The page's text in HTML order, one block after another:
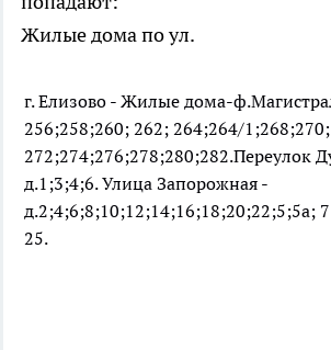
Жилые дома по ул.
г. Елизово - Жилые дома-
256;258;260; 262; 264;264/1;268;270;
272;274;276;278;280;282.Переулок
д.1;3;4;6. Улица Запорожная -
д.2;4;6;8;10;12;14;16;18;20;22;5;5а;
25.